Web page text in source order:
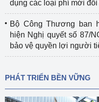
dụng các loại phí mới
Bộ Công Thương ban
hiện Nghị quyết số 87/
bảo vệ quyền lợi người
PHÁT TRIỂN BỀN VỮNG